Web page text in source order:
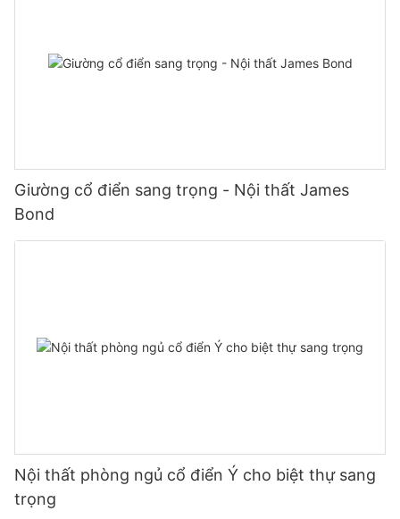
Giường cổ điển sang trọng - Nội thất James
Bond
Nội thất phòng ngủ cổ điển Ý cho biệt thự sang
trọng